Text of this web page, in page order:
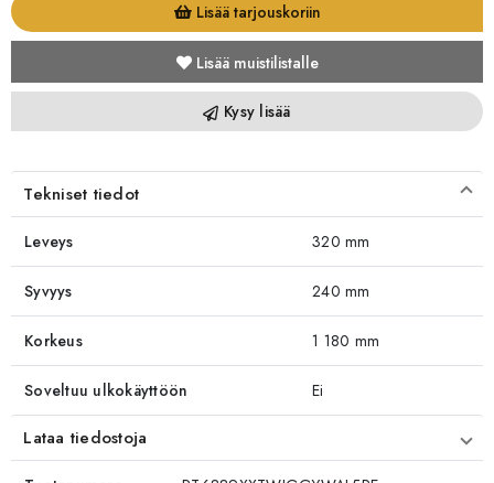
Lisää tarjouskoriin
Lisää muistilistalle
Kysy lisää
Tekniset tiedot
Leveys 320 mm
Syvyys 240 mm
Korkeus 1 180 mm
Soveltuu ulkokäyttöön Ei
Lataa tiedostoja